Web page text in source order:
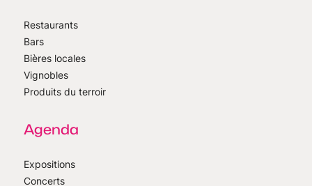
Restaurants
Bars
Bières locales
Vignobles
Produits du terroir
Agenda
Expositions
Concerts